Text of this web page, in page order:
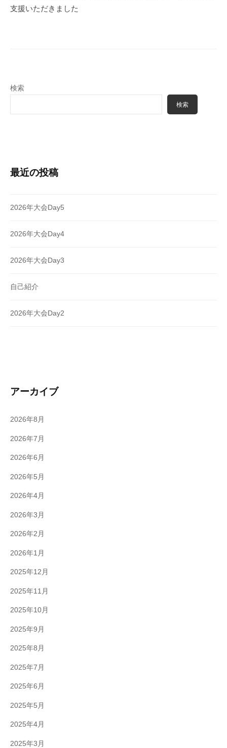
シ
支援いただきました
検索
検索
最近の投稿
2026年大会Day5
2026年大会Day4
2026年大会Day3
自己紹介
2026年大会Day2
アーカイブ
2026年8月
2026年7月
2026年6月
2026年5月
2026年4月
2026年3月
2026年2月
2026年1月
2025年12月
2025年11月
2025年10月
2025年9月
2025年8月
2025年7月
2025年6月
2025年5月
2025年4月
2025年3月